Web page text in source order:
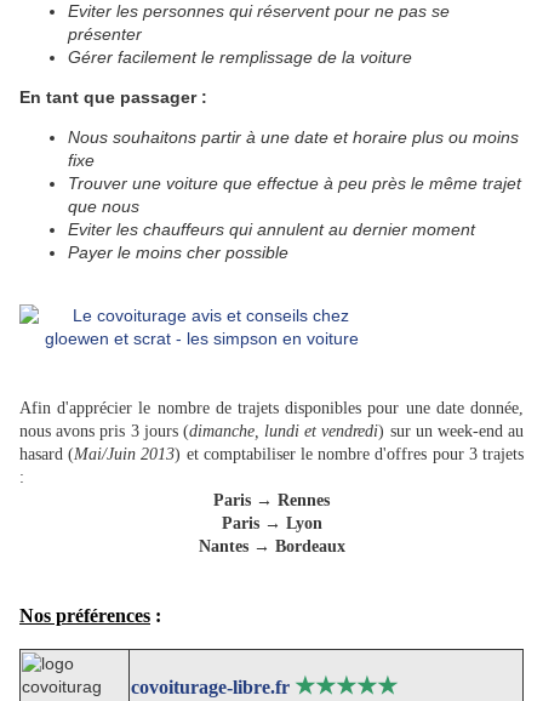
Eviter les personnes qui réservent pour ne pas se
présenter
Gérer facilement le remplissage de la voiture
En tant que passager :
Nous souhaitons partir à une date et horaire plus ou moins
fixe
Trouver une voiture que effectue à peu près le même trajet
que nous
Eviter les chauffeurs qui annulent au dernier moment
Payer le moins cher possible
Afin d'apprécier le nombre de trajets disponibles pour une date donnée,
nous avons pris 3 jours (dimanche, lundi et vendredi) sur un week-end au
hasard (Mai/Juin 2013) et comptabiliser le nombre d'offres pour 3 trajets
:
Paris → Rennes
Paris → Lyon
Nantes → Bordeaux
Nos préférences :
covoiturage-libre.fr ★★★★★